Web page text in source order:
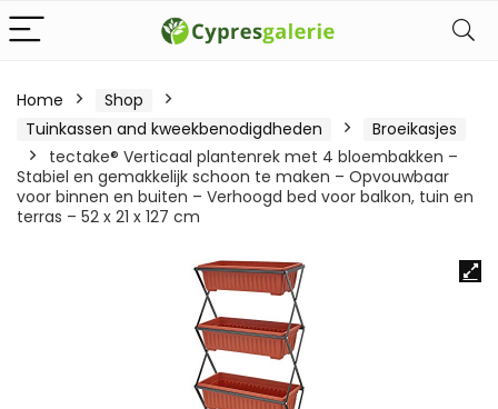
Home
Shop
Tuinkassen and kweekbenodigdheden
Broeikasjes
tectake® Verticaal plantenrek met 4 bloembakken –
Stabiel en gemakkelijk schoon te maken – Opvouwbaar
voor binnen en buiten – Verhoogd bed voor balkon, tuin en
terras – 52 x 21 x 127 cm